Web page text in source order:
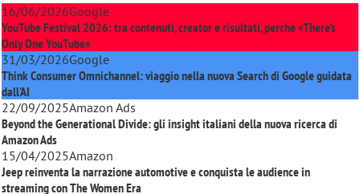
16/06/2026Google
YouTube Festival 2026: tra contenuti, creator e risultati, perché «There’s
Only One YouTube»
31/03/2026Google
Think Consumer Omnichannel: viaggio nella nuova Search di Google guidata
dall'AI
22/09/2025Amazon Ads
Beyond the Generational Divide: gli insight italiani della nuova ricerca di
Amazon Ads
15/04/2025Amazon
Jeep reinventa la narrazione automotive e conquista le audience in
streaming conThe Women Era